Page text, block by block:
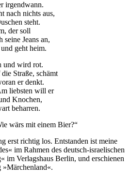
irgendwann.
nach nichts aus,
steht.
der soll
seine Jeans an,
geht heim.
und wird rot.
Straße, schämt
er denkt.
liebsten will er
Knochen,
beharren.
wärs mit einem Bier?“
erst richtig los. Entstanden ist meine
im Rahmen des deutsch-israelischen
im Verlagshaus Berlin, und erschienen
»Märchenland«.